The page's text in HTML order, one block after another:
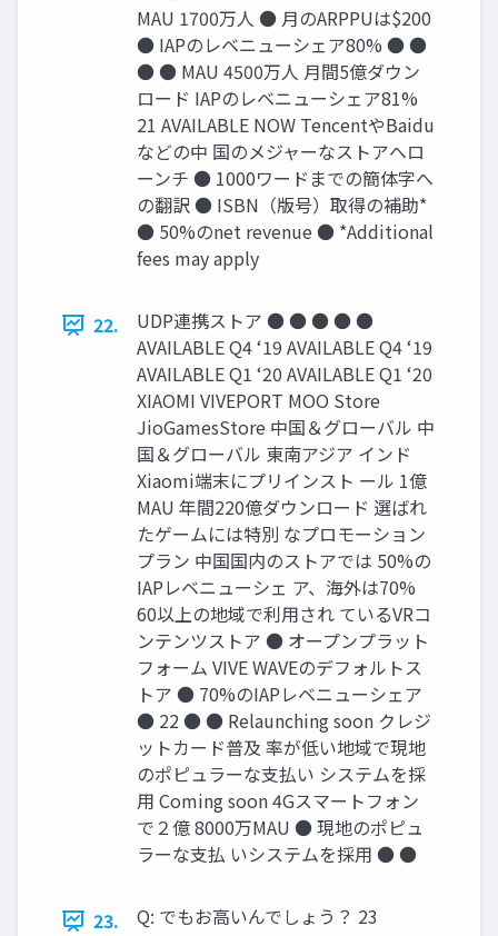
MAU 1700万人 ● 月のARPPUは$200
● IAPのレベニューシェア80% ● ●
● ● MAU 4500万人 月間5億ダウン
ロード IAPのレベニューシェア81%
21 AVAILABLE NOW TencentやBaidu
などの中 国のメジャーなストアへロ
ーンチ ● 1000ワードまでの簡体字へ
の翻訳 ● ISBN（版号）取得の補助*
● 50%のnet revenue ● *Additional
fees may apply
22.
UDP連携ストア ● ● ● ● ●
AVAILABLE Q4 ‘19 AVAILABLE Q4 ‘19
AVAILABLE Q1 ‘20 AVAILABLE Q1 ‘20
XIAOMI VIVEPORT MOO Store
JioGamesStore 中国＆グローバル 中
国＆グローバル 東南アジア インド
Xiaomi端末にプリインスト ール 1億
MAU 年間220億ダウンロード 選ばれ
たゲームには特別 なプロモーション
プラン 中国国内のストアでは 50%の
IAPレベニューシェ ア、海外は70%
60以上の地域で利用され ているVRコ
ンテンツストア ● オープンプラット
フォーム VIVE WAVEのデフォルトス
トア ● 70%のIAPレベニューシェア
● 22 ● ● Relaunching soon クレジ
ットカード普及 率が低い地域で現地
のポピュラーな支払い システムを採
用 Coming soon 4Gスマートフォン
で２億 8000万MAU ● 現地のポピュ
ラーな支払 いシステムを採用 ● ●
23. Q: でもお高いんでしょう？ 23